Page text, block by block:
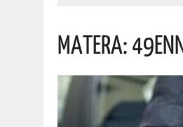
8 AGOSTO 2026 BONUS CORSO DI
8 AGOSTO 2026 | BASILICATA: OLTRE 151
Matera: